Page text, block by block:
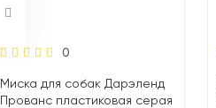
0
Миска для собак Дарэленд
Прованс пластиковая серая